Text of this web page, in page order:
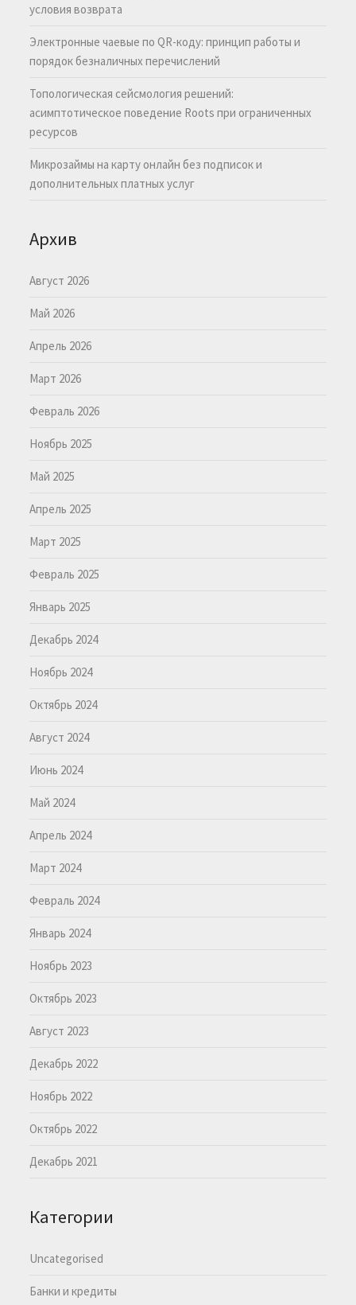
условия возврата
Электронные чаевые по QR-коду: принцип работы и
порядок безналичных перечислений
Топологическая сейсмология решений:
асимптотическое поведение Roots при ограниченных
ресурсов
Микрозаймы на карту онлайн без подписок и
дополнительных платных услуг
Архив
Август 2026
Май 2026
Апрель 2026
Март 2026
Февраль 2026
Ноябрь 2025
Май 2025
Апрель 2025
Март 2025
Февраль 2025
Январь 2025
Декабрь 2024
Ноябрь 2024
Октябрь 2024
Август 2024
Июнь 2024
Май 2024
Апрель 2024
Март 2024
Февраль 2024
Январь 2024
Ноябрь 2023
Октябрь 2023
Август 2023
Декабрь 2022
Ноябрь 2022
Октябрь 2022
Декабрь 2021
Категории
Uncategorised
Банки и кредиты